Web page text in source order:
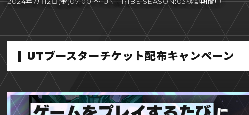
UTブースターチケット配布キャンペーン